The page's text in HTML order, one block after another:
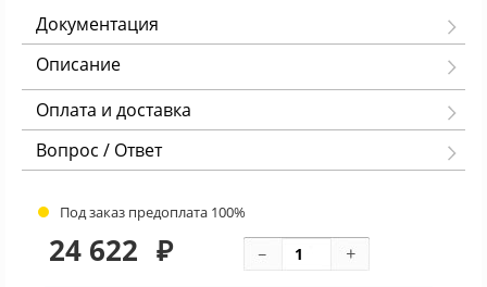
Документация
Описание
Оплата и доставка
Вопрос / Ответ
Под заказ предоплата 100%
24 622 ₽